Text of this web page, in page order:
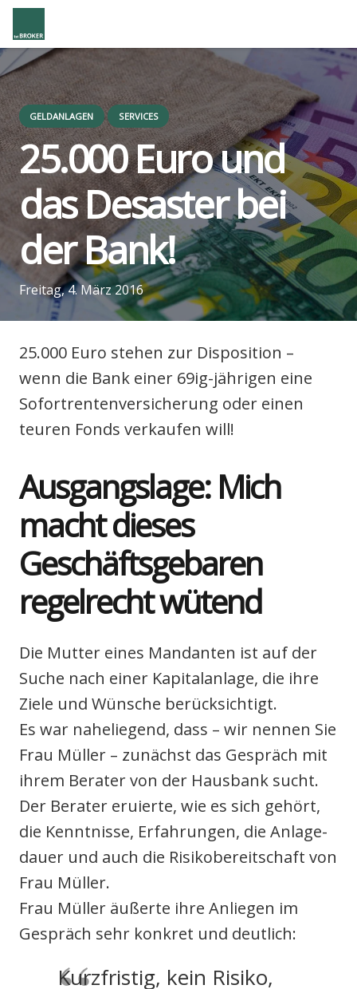
GELDANLAGEN SERVICES
25.000 Euro und
das Desas­ter bei
der Bank!
Freitag, 4. März 2016
25.000 Euro ste­hen zur Dis­po­si­ti­on –
wenn die Bank einer 69ig-jäh­ri­gen eine
Sofort­ren­ten­ver­si­che­rung oder einen
teu­ren Fonds ver­kau­fen will!
Aus­gangs­la­ge: Mich
macht die­ses
Geschäfts­ge­ba­ren
regel­recht wütend
Die Mut­ter eines Man­dan­ten ist auf der
Suche nach einer Kapi­tal­an­la­ge, die ihre
Zie­le und Wün­sche berück­sich­tigt.
Es war nahe­lie­gend, dass – wir nen­nen Sie
Frau Mül­ler – zunächst das Gespräch mit
ihrem Bera­ter von der Haus­bank sucht.
Der Bera­ter eru­ier­te, wie es sich gehört,
die Kennt­nis­se, Erfah­run­gen, die Anla­ge­
dau­er und auch die Risi­ko­be­reit­schaft von
Frau Mül­ler.
Frau Mül­ler äußer­te ihre Anlie­gen im
Gespräch sehr kon­kret und deut­lich:
Kurz­fris­tig, kein Risi­ko,